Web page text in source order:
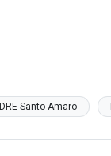
DRE Santo Amaro